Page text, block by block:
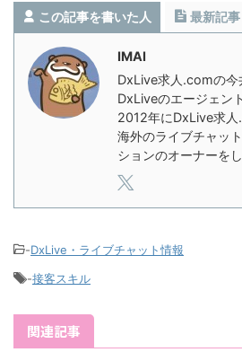
この記事を書いた人 最新記事
IMAI
DxLive求人.comの
DxLiveのエージェン
2012年にDxLive求人
海外のライブチャッ
ションのオーナーをし
-DxLive・ライブチャット情報
-接客スキル
関連記事